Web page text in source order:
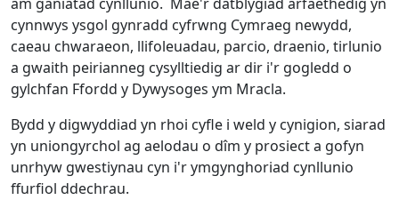
cynnwys ysgol gynradd cyfrwng Cymraeg newydd,
caeau chwaraeon, llifoleuadau, parcio, draenio, tirlunio
a gwaith peirianneg cysylltiedig ar dir i'r gogledd o
gylchfan Ffordd y Dywysoges ym Mracla.
Bydd y digwyddiad yn rhoi cyfle i weld y cynigion, siarad
yn uniongyrchol ag aelodau o dîm y prosiect a gofyn
unrhyw gwestiynau cyn i'r ymgynghoriad cynllunio
ffurfiol ddechrau.